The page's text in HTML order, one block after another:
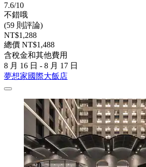
7.6/10
不錯哦
(59 則評論)
NT$1,288
總價 NT$1,488
含稅金和其他費用
8 月 16 日 - 8 月 17 日
夢想家國際大飯店